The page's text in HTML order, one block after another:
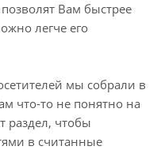
Вам быстрее
легче его
мы собрали в
что-то не понятно на
раздел, чтобы
в считанные